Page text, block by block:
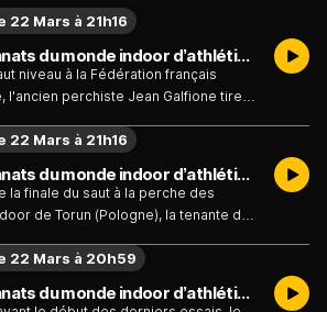
Championnats du monde indoor d’athlétisme - Extraits et bonus - Jean Galfione tire le bilan de l'équipe de France : "On continue à travailler" - Émission du dimanche 22 mars
niveau à la Fédération français
l'ancien perchiste Jean Galfione tire
22 Mars à 21h16
Championnats du monde indoor d’athlétisme - Extraits et bonus - Saut à la perche (F) - Marie-Julie Bonnin : "J'espère sauter plus haut prochainement" - Émission du dimanche 22 mars
la finale du saut à la perche des
de Torun (Pologne), la tenante du
22 Mars à 21h16
Championnats du monde indoor d’athlétisme - Extraits et bonus - Saut en longueur (H) : le Portugais Gerson Baldé fait le coup du sixième essai pour l'emporter - Émission du dimanche 22 mars
22 Mars à 20h59